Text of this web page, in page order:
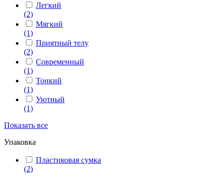
Легкий
(2)
Мягкий
(1)
Приятный телу
(2)
Современный
(1)
Тонкий
(1)
Уютный
(1)
Показать все
Упаковка
Пластиковая сумка
(2)